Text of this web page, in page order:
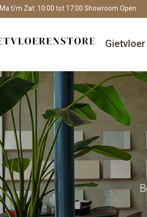
Ma t/m Zat: 10:00 tot 17:00 Showroom Open
Gietvloer